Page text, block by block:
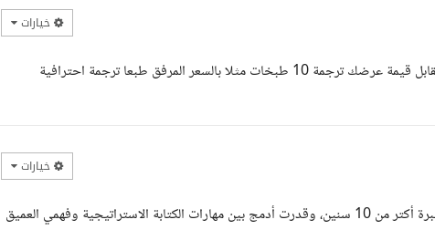
خيارات
السلام عليكم اذكر بعرضك عدد المقالات التي يمكنك كتابتها مقابل قيمة عرضك ترجمة 10 طبخات مثلا بالسعر المرفق طبعا ترجمة احترافية
خيارات
وعليكم السلام، أنا أرميا، كاتب تسويقي واستشاري محتوى بخبرة أكتر من 10 سنين، وقدرت أدمج بين مهارات الكتابة الاستراتيجية وفهمي العميق